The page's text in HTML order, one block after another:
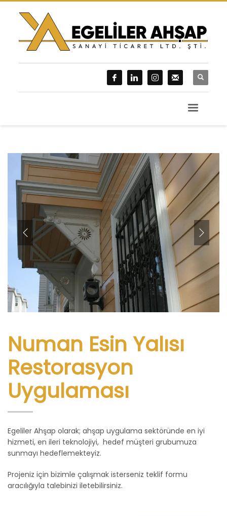
Numan Esin Yalısı
Restorasyon
Uygulaması
Egeliler Ahşap olarak; ahşap uygulama sektöründe en iyi
hizmeti, en ileri teknolojiyi, hedef müşteri grubumuza
sunmayı hedeflemekteyiz.
Projeniz için bizimle çalışmak isterseniz teklif formu
aracılığıyla talebinizi iletebilirsiniz.